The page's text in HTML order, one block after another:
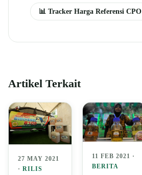
📊 Tracker Harga Referensi CPO
Artikel Terkait
27 MAY 2021
· RILIS
11 FEB 2021 ·
BERITA